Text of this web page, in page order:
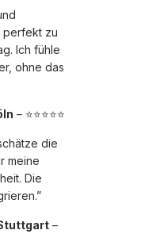
perfekt zu
Ich fühle
ohne das
– ⭐⭐⭐⭐⭐
die
meine
Die
–